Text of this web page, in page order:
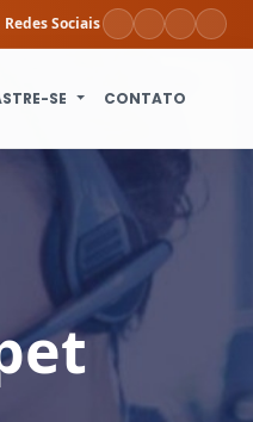
Redes Sociais
SE CONTATO